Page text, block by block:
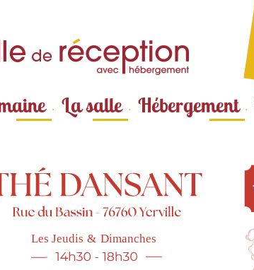
principal
La salle Hébergement